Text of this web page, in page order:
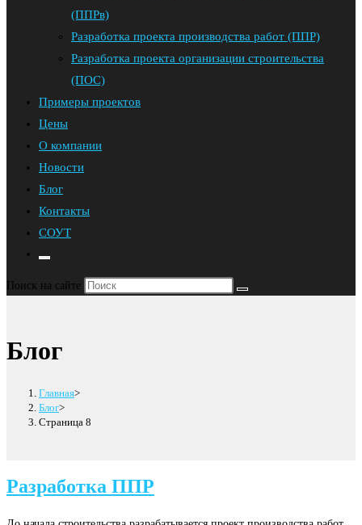
(ППРв)
Разработка проекта производства работ (ППР)
Разработка проекта организации строительства
(ПОС)
Примеры проектов
Цены
О компании
Новости
Блог
Контакты
СОУТ
Переключить
по
веб-
Поиск на сайте
Блог
Главная>
Блог>
Страница 8
Разработка ППР